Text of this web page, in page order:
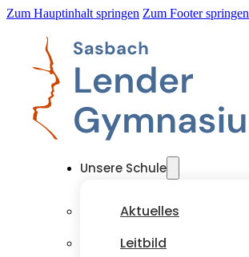
Zum Hauptinhalt springen Zum Footer springen
Unsere Schule
Aktuelles
Leitbild